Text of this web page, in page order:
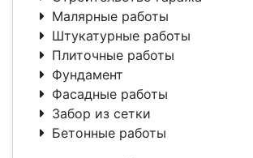
Малярные работы
Штукатурные работы
Плиточные работы
Фундамент
Фасадные работы
Забор из сетки
Бетонные работы